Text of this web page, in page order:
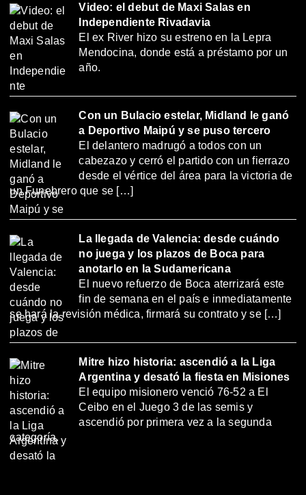
Video: el debut de Maxi Salas en
Independiente Rivadavia
El ex River hizo su estreno en la Lepra
Mendocina, donde está a préstamo por un
año.
Con un Bulacio estelar, Midland le ganó
a Deportivo Maipú y se puso tercero
El delantero madrugó a todos con un
cabezazo y cerró el partido con un fierrazo
desde el vértice del área para la victoria de
un Funebrero que se […]
La llegada de Valencia: desde cuándo
no juega y los plazos de Boca para
anotarlo en la Sudamericana
El nuevo refuerzo de Boca aterrizará este
fin de semana en el país e inmediatamente
se hará la revisión médica, firmará su contrato y se […]
Mitre hizo historia: ascendió a la Liga
Argentina y desató la fiesta en Misiones
El equipo misionero venció 76-52 a El
Ceibo en el Juego 3 de las semis y
ascendió por primera vez a la segunda
categoría.